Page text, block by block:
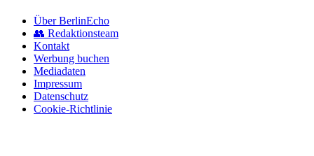
Über BerlinEcho
👥 Redaktionsteam
Kontakt
Werbung buchen
Mediadaten
Impressum
Datenschutz
Cookie-Richtlinie